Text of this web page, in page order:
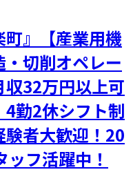
町』【産業用機
切削オペレー
32万円以上可
勤2休シフト制
者大歓迎！20
フ活躍中！